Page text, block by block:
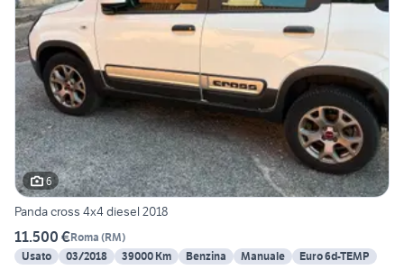
6
Panda cross 4x4 diesel 2018
11.500 €Roma (RM)
Usato
03/2018 39000 Km Benzina Manuale Euro 6d-TEMP